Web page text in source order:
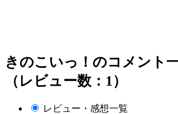
きのこいっ！のコメント
（レビュー数：1）
レビュー・感想一覧